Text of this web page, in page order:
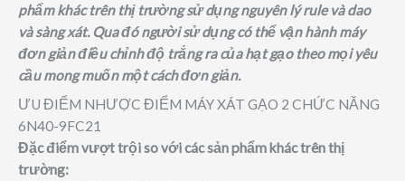
phẩm khác trên thị trường sử dụng nguyên lý rule và dao
và sàng xát. Qua đó người sử dụng có thể vận hành máy
đơn giản điều chỉnh độ trắng ra của hạt gạo theo mọi yêu
cầu mong muốn một cách đơn giản.
ƯU ĐIỂM NHƯỢC ĐIỂM MÁY XÁT GẠO 2 CHỨC NĂNG
6N40-9FC21
Đặc điểm vượt trội so với các sản phẩm khác trên thị
trường: